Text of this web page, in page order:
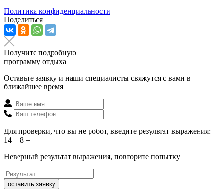
Политика конфиденциальности
Поделиться
Получите подробную
программу отдыха
Оставьте заявку и наши специалисты свяжутся с вами в
ближайшее время
Для проверки, что вы не робот, введите результат выражения:
14 + 8 =
Неверный результат выражения, повторите попытку
оставить заявку